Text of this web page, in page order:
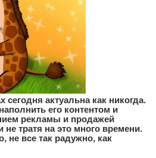
сегодня актуальна как никогда.
его контентом и
рекламы и продажей
не тратя на это много времени.
не все так радужно, как